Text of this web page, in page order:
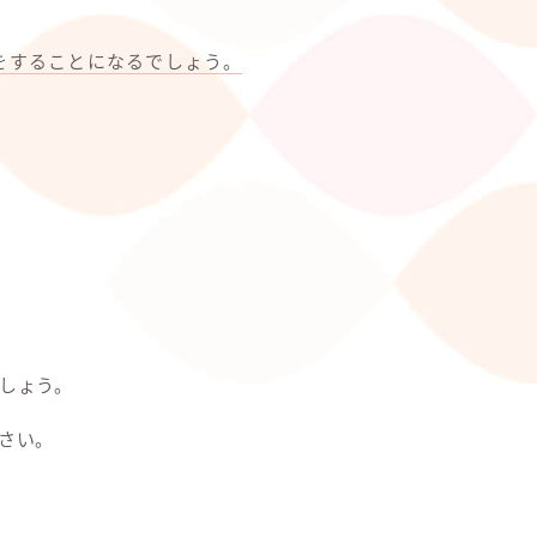
ることになるでしょう。
う。
。